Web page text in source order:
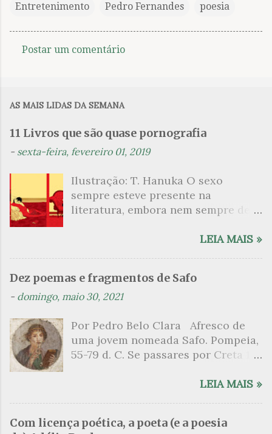
Entretenimento Pedro Fernandes poesia
n
t
i
o
Postar um comentário
AS MAIS LIDAS DA SEMANA
11 Livros que são quase pornografia
- sexta-feira, fevereiro 01, 2019
Ilustração: T. Hanuka O sexo
sempre esteve presente na
literatura, embora nem sempre de
que mergulharam em sua própria
psicanalítico e findaram por revelar
a partir dessa intimidade o lado
apresenta um conjunto de livros
nos quais os escritores se
desnudam, livros que dispensam o
tom. Christine Angot, até o presente
uma romancista francesa quase
desconhecida no Brasil embora
tenha sido autora de um livro
LEIA MAIS »
Dez poemas e fragmentos de Safo
- domingo, maio 30, 2021
Por Pedro Belo Clara Afresco de
uma jovem nomeada Safo. Pompeia,
55-79 d. C. Se passares por Creta 1
grato é o pomar de macieiras e do
no meio dos ramos escorre a água,
LEIA MAIS »
Com licença poética, a poeta (e a poesia